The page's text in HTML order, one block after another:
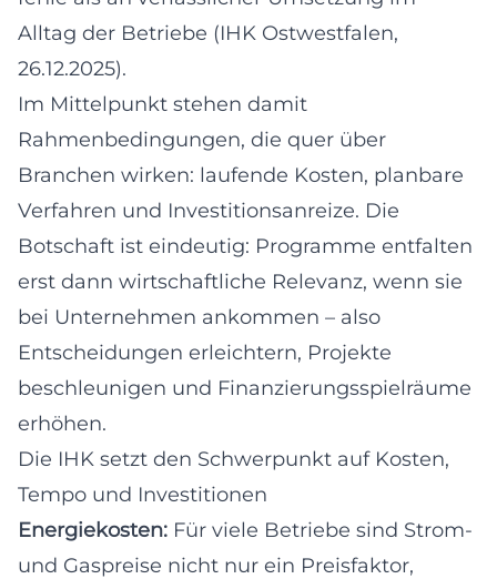
Alltag der Betriebe (IHK Ostwestfalen,
26.12.2025).
Im Mittelpunkt stehen damit
Rahmenbedingungen, die quer über
Branchen wirken: laufende Kosten, planbare
Verfahren und Investitionsanreize. Die
Botschaft ist eindeutig: Programme entfalten
erst dann wirtschaftliche Relevanz, wenn sie
bei Unternehmen ankommen – also
Entscheidungen erleichtern, Projekte
beschleunigen und Finanzierungsspielräume
erhöhen.
Die IHK setzt den Schwerpunkt auf Kosten,
Tempo und Investitionen
Energiekosten: Für viele Betriebe sind Strom-
und Gaspreise nicht nur ein Preisfaktor,